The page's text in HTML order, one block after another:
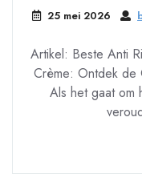
25 mei 2026
Artikel: Beste Anti
Crème: Ontdek de
Als het gaat om